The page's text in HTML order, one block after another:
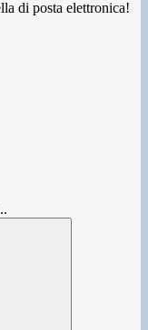
di posta elettronica!